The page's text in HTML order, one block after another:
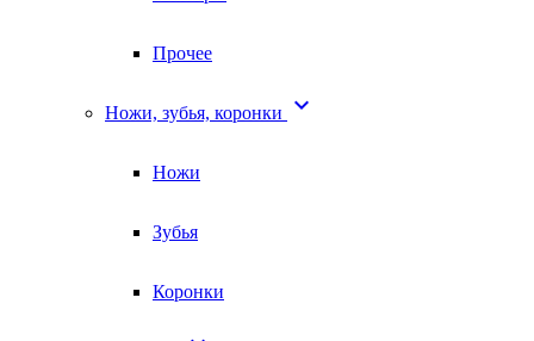
Прочее
Ножи, зубья, коронки 
Ножи
Зубья
Коронки